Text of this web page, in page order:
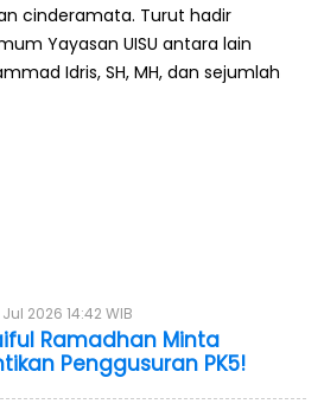
cinderamata. Turut hadir
Yayasan UISU antara lain
Idris, SH, MH, dan sejumlah
2026 14:42 WIB
Ramadhan Minta
Penggusuran PK5!